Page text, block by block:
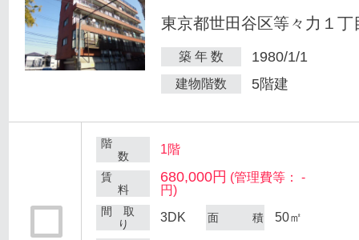
東京都世田谷区等々力１丁
築 年 数 1980/1/1
建物階数 5階建
階
数
1階
賃
料
680,000円 (管理費等： -
円)
間 取
り
3DK 面 積 50㎡